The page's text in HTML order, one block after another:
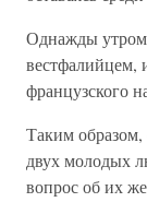
Однажды
вестфалийцем,
французского
Таким образом,
двух молодых
вопрос об их